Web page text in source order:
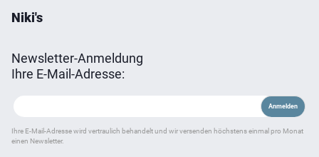
Niki's
Newsletter-Anmeldung
Ihre E-Mail-Adresse:
Ihre E-Mail-Adresse wird vertraulich behandelt und wir versenden höchstens einmal pro Monat
einen Newsletter.